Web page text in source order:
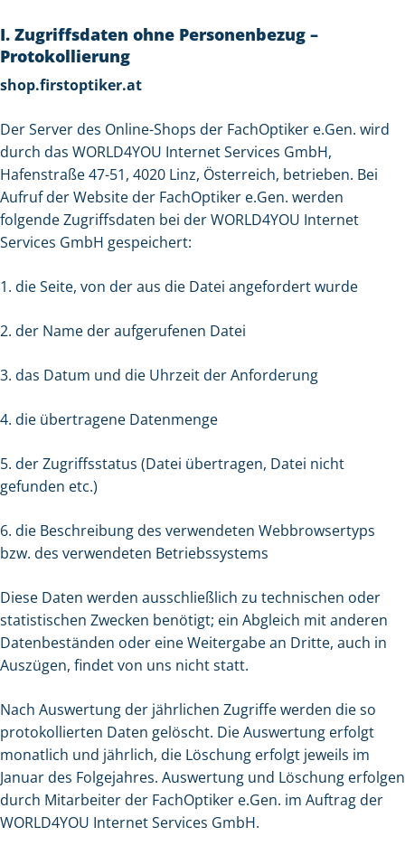
I. Zugriffsdaten ohne Personenbezug –
Protokollierung
shop.firstoptiker.at
Der Server des Online-Shops der FachOptiker e.Gen. wird
durch das WORLD4YOU Internet Services GmbH,
Hafenstraße 47-51, 4020 Linz, Österreich, betrieben. Bei
Aufruf der Website der FachOptiker e.Gen. werden
folgende Zugriffsdaten bei der WORLD4YOU Internet
Services GmbH gespeichert:
1. die Seite, von der aus die Datei angefordert wurde
2. der Name der aufgerufenen Datei
3. das Datum und die Uhrzeit der Anforderung
4. die übertragene Datenmenge
5. der Zugriffsstatus (Datei übertragen, Datei nicht
gefunden etc.)
6. die Beschreibung des verwendeten Webbrowsertyps
bzw. des verwendeten Betriebssystems
Diese Daten werden ausschließlich zu technischen oder
statistischen Zwecken benötigt; ein Abgleich mit anderen
Datenbeständen oder eine Weitergabe an Dritte, auch in
Auszügen, findet von uns nicht statt.
Nach Auswertung der jährlichen Zugriffe werden die so
protokollierten Daten gelöscht. Die Auswertung erfolgt
monatlich und jährlich, die Löschung erfolgt jeweils im
Januar des Folgejahres. Auswertung und Löschung erfolgen
durch Mitarbeiter der FachOptiker e.Gen. im Auftrag der
WORLD4YOU Internet Services GmbH.